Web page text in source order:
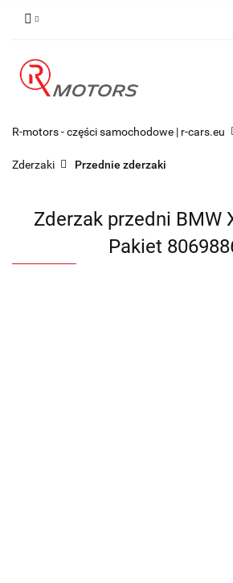
R-motors - części samochodowe | r-cars.eu
Zderzaki Przednie zderzaki
Zderzak przedni BMW
Pakiet